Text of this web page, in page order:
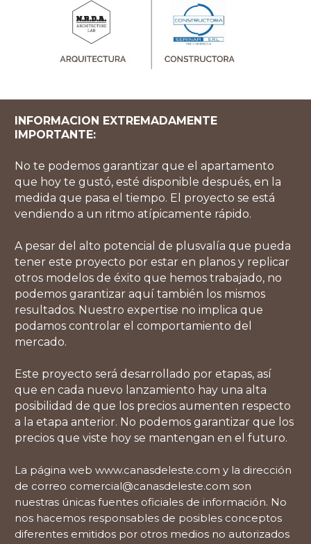
INFORMACION EXTREMADAMENTE
IMPORTANTE:
No te podemos garantizar que el apartamento
que hoy te gustó, esté disponible después, en la
medida que pasa el tiempo. El proyecto se está
vendiendo a un ritmo atípicamente rápido.
A pesar del alto potencial de plusvalía que pueda
tener este proyecto por estar en planos y replicar
otros modelos de éxito que hemos trabajado, no
podemos garantizar aquí también los mismos
resultados. Nuestro expertise no implica que
podamos controlar el comportamiento del
mercado.
Este proyecto será desarrollado por etapas, así
que en cada nuevo lanzamiento hay una alta
posibilidad de que los precios aumenten respecto
a la etapa anterior. No podemos garantizar que los
precios que viste hoy se mantengan en el futuro.
La página web www.canasdeleste.com y la dirección
de correo comercial@canasdeleste.com son
nuestras únicas fuentes oficiales de información. No
nos hacemos responsables de posibles conceptos
diferentes emitidos por otros medios no autorizados